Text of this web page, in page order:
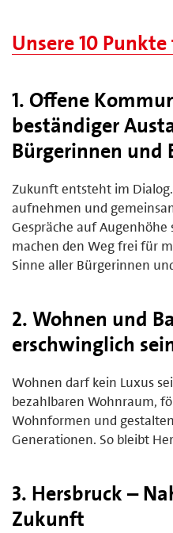
Unsere 10
1. Offene
beständiger
Bürgerinnen und
Zukunft entsteht im
aufnehmen und
Gespräche auf
machen den Weg frei für
Sinne aller Bürgerinnen
2. Wohnen und
erschwinglich
Wohnen darf kein Luxus
bezahlbaren Wohnraum,
Wohnformen und
Generationen. So bleibt
3. Hersbruck –
Zukunft